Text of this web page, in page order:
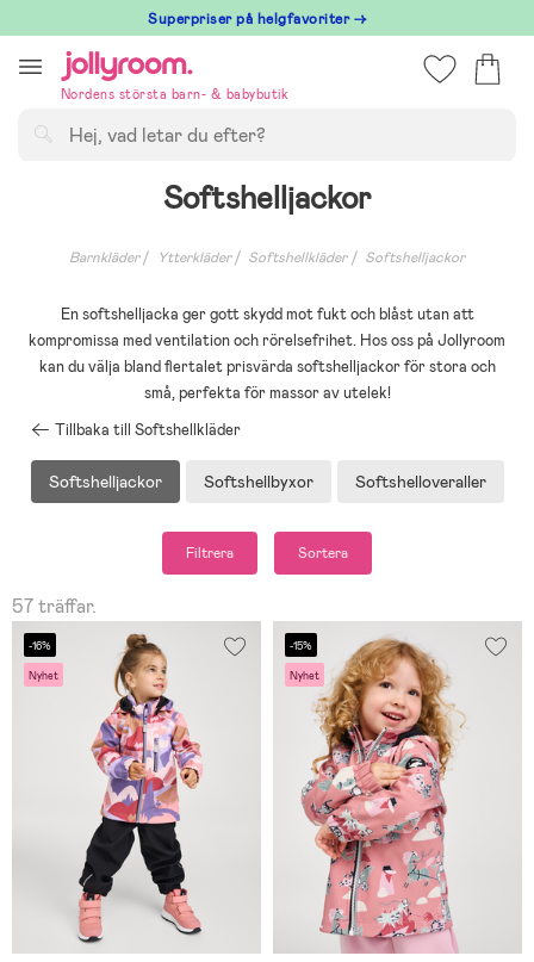
till
innehållet
Superpriser på helgfavoriter →
Nordens största barn- & babybutik
Softshelljackor
Barnkläder Ytterkläder Softshellkläder Softshelljackor
En softshelljacka ger gott skydd mot fukt och blåst utan att
kompromissa med ventilation och rörelsefrihet. Hos oss på Jollyroom
kan du välja bland flertalet prisvärda softshelljackor för stora och
små, perfekta för massor av utelek!
Tillbaka till Softshellkläder
Softshelljackor Softshellbyxor Softshelloveraller
Filtrera Sortera
57 träffar.
-16%
Nyhet
-15%
Nyhet